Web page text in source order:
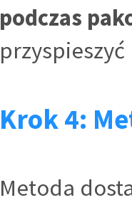
podczas
Krok 4:
Metoda